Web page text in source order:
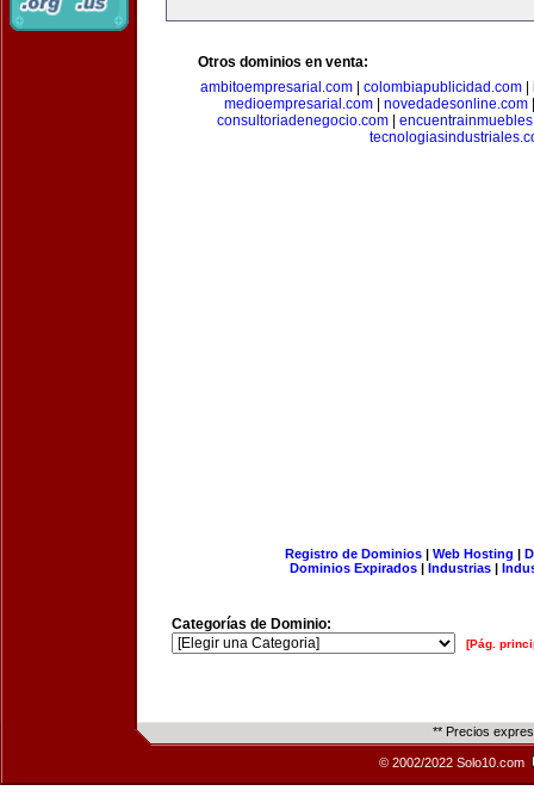
Otros dominios en venta:
ambitoempresarial.com| colombiapublicidad.com|
medioempresarial.com| novedadesonline.com
consultoriadenegocio.com|
Registro de Dominios| Web Hosting |
Dominios Expirados | Industrias |
Categorías de Dominio:
[Pág.
** Precios
© 2002/2022 Solo10.com